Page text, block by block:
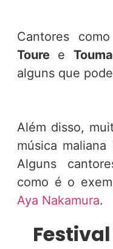
Cantores como
Toure e
alguns que
Além disso,
música
Alguns
como é o
Aya Nakamura.